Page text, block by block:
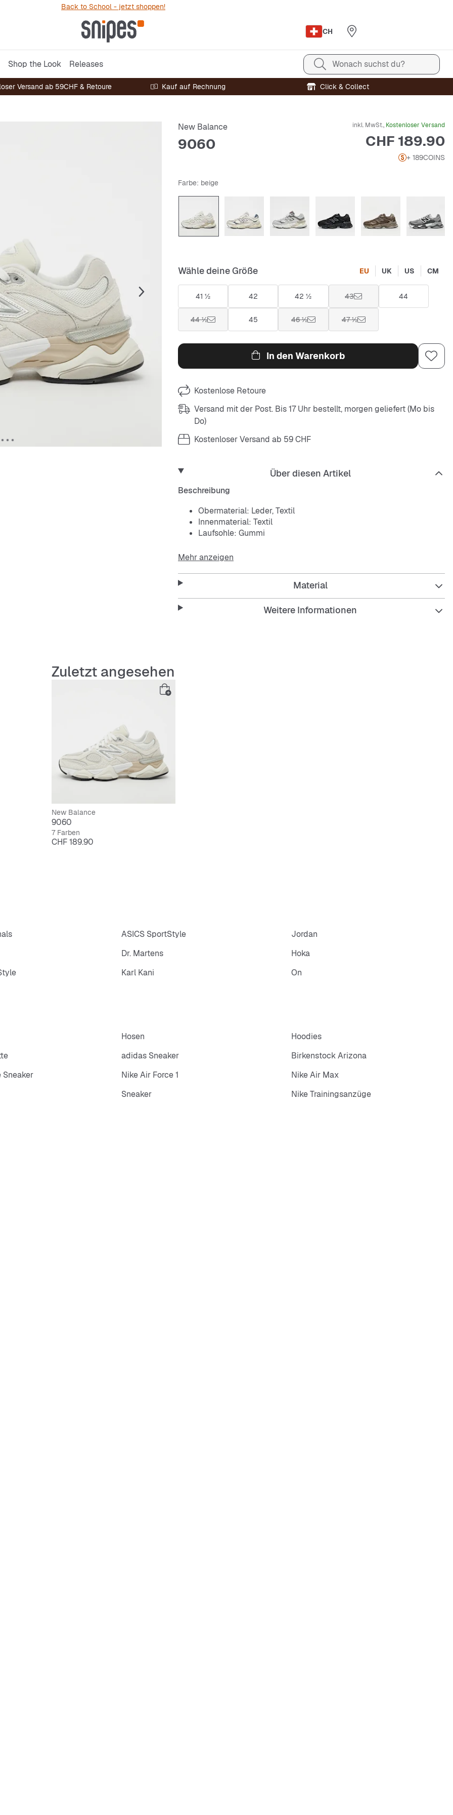
Back to School - jetzt shoppen!
CH
Shop the Look Releases Wonach suchst du?
Versand ab 59CHF & Retoure Kauf auf Rechnung Click & Collect
New Balance
9060
inkl. MwSt., Kostenloser Versand
Preis
CHF 189.90
+ 189COINS
Farbe: beige
Wähle deine Größe EU UK US CM
41 ½ 42 42 ½ 43 44
44 ½ 45 46 ½ 47 ½
In den Warenkorb
Kostenlose Retoure
Versand mit der Post. Bis 17 Uhr bestellt, morgen geliefert (Mo bis
Do)
Kostenloser Versand ab 59 CHF
Über diesen Artikel
Beschreibung
Obermaterial: Leder, Textil
Innenmaterial: Textil
Laufsohle: Gummi
Mehr anzeigen
Material
Weitere Informationen
Zuletzt angesehen
New Balance
9060
7 Farben
Preis
CHF 189.90
ASICS SportStyle
Jordan
Dr. Martens
Hoka
Karl Kani On
Hosen
Hoodies
adidas Sneaker
Birkenstock Arizona
Sneaker Nike Air Force 1
Nike Air Max
Sneaker Nike Trainingsanzüge